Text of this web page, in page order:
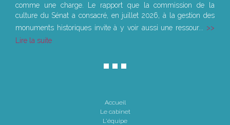
comme une charge. Le rapport que la commission de la
culture du Sénat a consacré, en juillet 2026, à la gestion des
monuments historiques invite à y voir aussi une ressour...
Lire la suite
Accueil
Le cabinet
L'équipe